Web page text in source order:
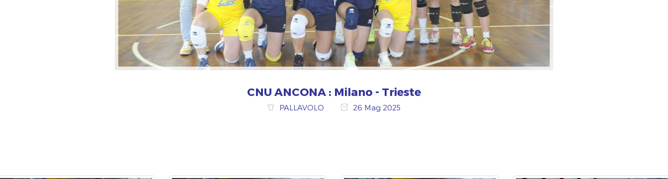
CNU ANCONA : Milano - Trieste
PALLAVOLO 26 Mag 2025